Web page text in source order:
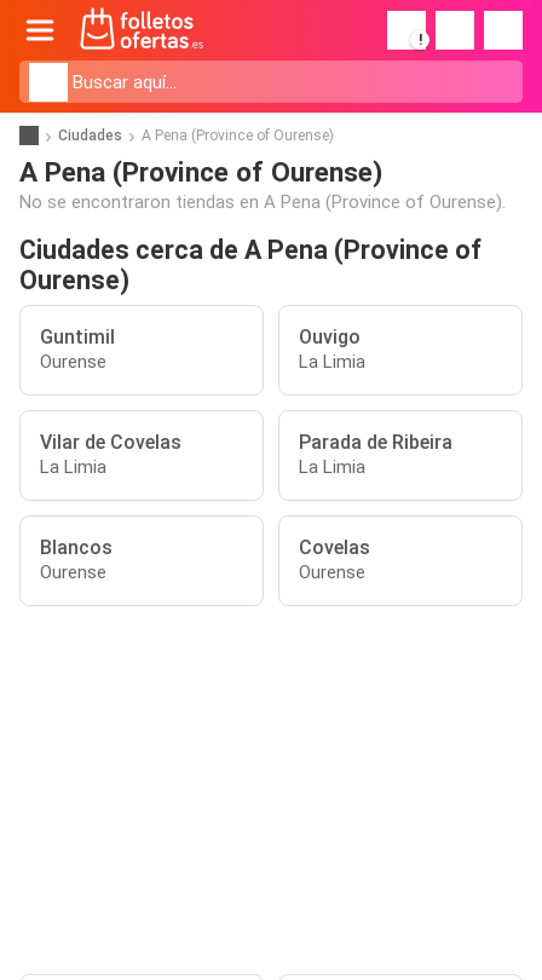
!
Ciudades A Pena (Province of Ourense)
A Pena (Province of Ourense)
No se encontraron tiendas en A Pena (Province of Ourense).
Ciudades cerca de A Pena (Province of
Ourense)
Guntimil
Ourense
Ouvigo
La Limia
Vilar de Covelas
La Limia
Parada de Ribeira
La Limia
Blancos
Ourense
Covelas
Ourense